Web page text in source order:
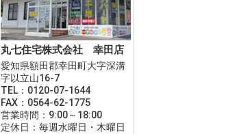
丸七住宅株式会社 幸田店
愛知県額田郡幸田町大字深溝
字以立山16-7
TEL：0120-07-1644
FAX：0564-62-1775
営業時間：9:00～18:00
定休日：毎週水曜日・木曜日